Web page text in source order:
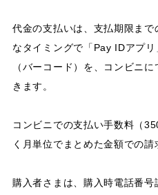
代金の支払いは、支払期限ま
なタイミングで「Pay IDアプ
（バーコード）を、コンビニ
きます。
コンビニでの支払い手数料（
く月単位でまとめた金額での請
購入者さまは、購入時電話番